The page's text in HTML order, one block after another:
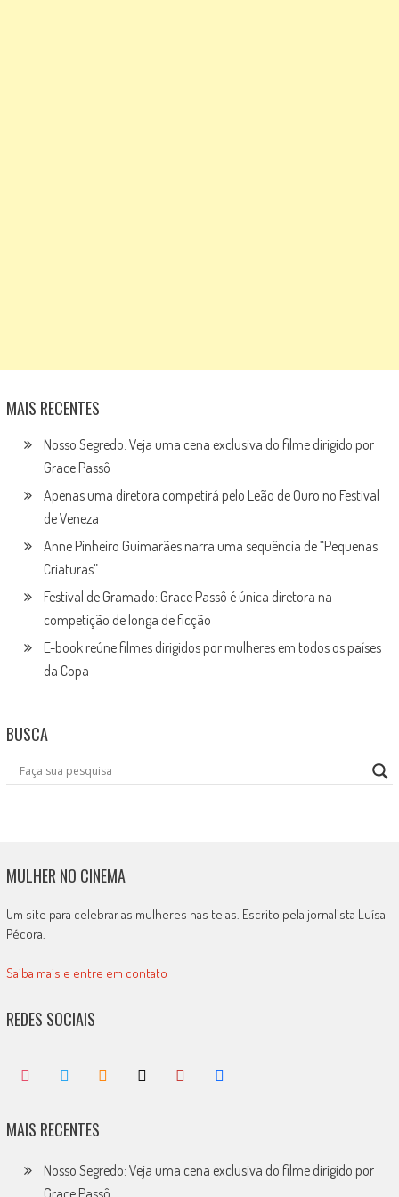
MAIS RECENTES
Nosso Segredo: Veja uma cena exclusiva do filme dirigido por
Grace Passô
Apenas uma diretora competirá pelo Leão de Ouro no Festival
de Veneza
Anne Pinheiro Guimarães narra uma sequência de “Pequenas
Criaturas”
Festival de Gramado: Grace Passô é única diretora na
competição de longa de ficção
E-book reúne filmes dirigidos por mulheres em todos os países
da Copa
BUSCA
MULHER NO CINEMA
Um site para celebrar as mulheres nas telas. Escrito pela jornalista Luísa
Pécora.
Saiba mais e entre em contato
REDES SOCIAIS
MAIS RECENTES
Nosso Segredo: Veja uma cena exclusiva do filme dirigido por